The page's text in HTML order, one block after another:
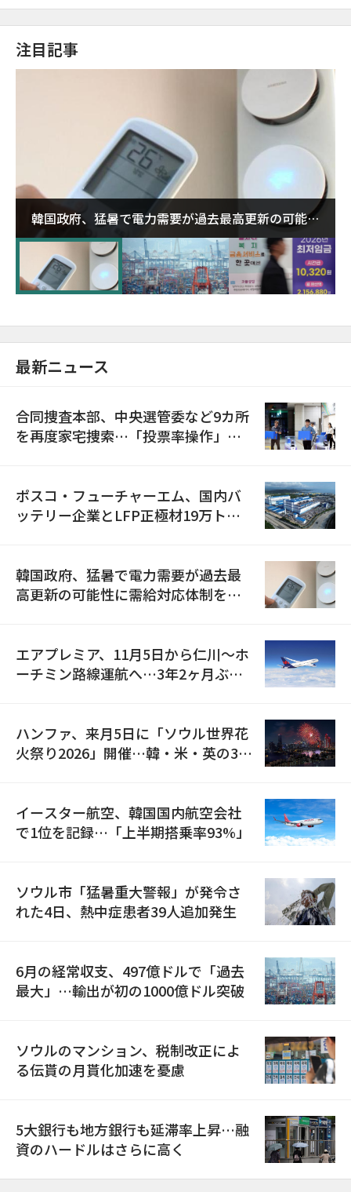
注目記事
韓国政府、猛暑で電力需要が過去最高更新の可能性
に需給対応体制を点検
最新ニュース
合同捜査本部、中央選管委など9カ所
を再度家宅捜索…「投票率操作」の
ポスコ・フューチャーエム、国内バ
ッテリー企業とLFP正極材19万トン
韓国政府、猛暑で電力需要が過去最
高更新の可能性に需給対応体制を点
エアプレミア、11月5日から仁川〜ホ
ーチミン路線運航へ…3年2ヶ月ぶり
ハンファ、来月5日に「ソウル世界花
火祭り2026」開催…韓・米・英の3カ
イースター航空、韓国国内航空会社
で1位を記録…「上半期搭乗率93%」
ソウル市「猛暑重大警報」が発令さ
れた4日、熱中症患者39人追加発生
6月の経常収支、497億ドルで「過去
最大」…輸出が初の1000億ドル突破
ソウルのマンション、税制改正によ
る伝貰の月貰化加速を憂慮
5大銀行も地方銀行も延滞率上昇…融
資のハードルはさらに高く